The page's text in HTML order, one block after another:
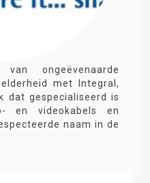
ongeëvenaarde
met Integral,
dat gespecialiseerd is
en videokabels en
naam in de
een solide reputatie
focus op precisie,